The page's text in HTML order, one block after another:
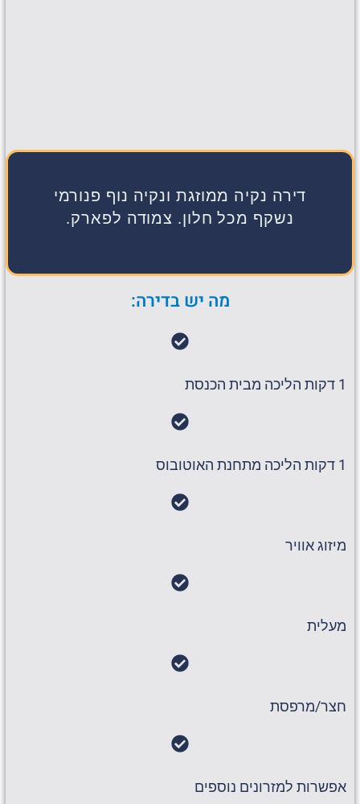
דירה נקיה ממוזגת ונקיה נוף פנורמי
נשקף מכל חלון. צמודה לפארק.
מה יש בדירה:
1 דקות הליכה מבית הכנסת
1 דקות הליכה מתחנת האוטובוס
מיזוג אוויר
מעלית
חצר/מרפסת
אפשרות למזרונים נוספים